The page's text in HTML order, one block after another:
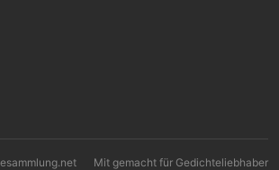
Mit gemacht für Gedichteliebhaber